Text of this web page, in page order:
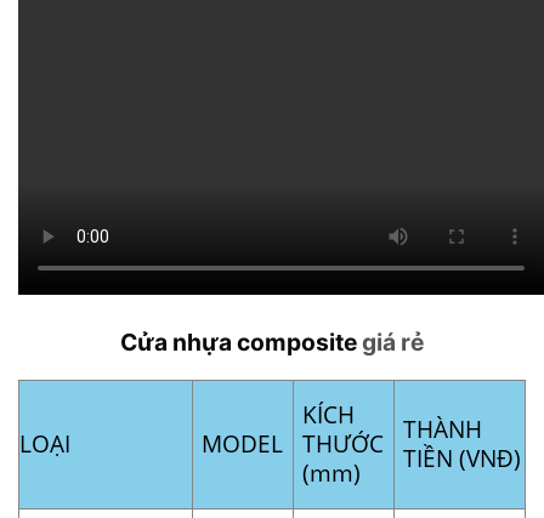
Cửa nhựa compositegiá rẻ
LOẠI MODEL
KÍCH
THƯỚC
(mm)
THÀNH
TIỀN (VNĐ)